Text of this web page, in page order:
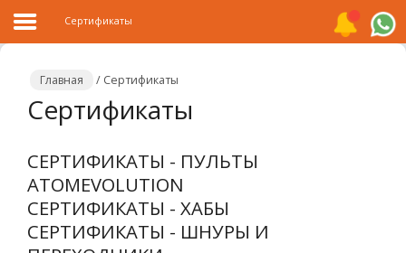
Главная
Каталог
Распродажа
О
Сертификаты
Главная / Сертификаты
Сертификаты
СЕРТИФИКАТЫ - ПУЛЬТЫ
ATOMEVOLUTION
СЕРТИФИКАТЫ - ХАБЫ
СЕРТИФИКАТЫ - ШНУРЫ И